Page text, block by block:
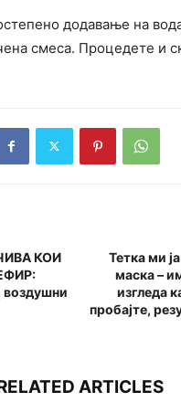
додавање на
смеса. Процедете и
КОИ
воздушни
Тетка ми
маска –
изгледа
пробајте,
ARTICLES